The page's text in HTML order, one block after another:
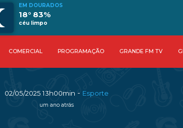
EM DOURADOS
18° 83%
céu limpo
COMERCIAL PROGRAMAÇÃO GRANDE FM TV
02/05/2025 13h00min - Esporte
um ano atrás